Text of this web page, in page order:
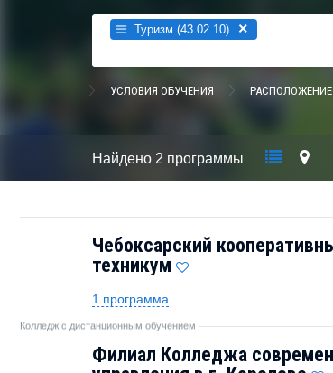
Туризм (43.02.10) ×
УСЛОВИЯ ОБУЧЕНИЯ РАСПОЛОЖЕНИЕ
Найдено 2 программы
Чебоксарский
техникум
1 программа
Колледж с дистанционным обучением
Филиал Колледжа